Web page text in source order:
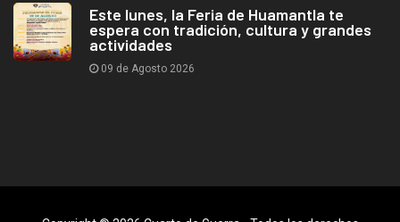
Este lunes, la Feria de Huamantla te
espera con tradición, cultura y grandes
actividades
09 de Agosto 2026